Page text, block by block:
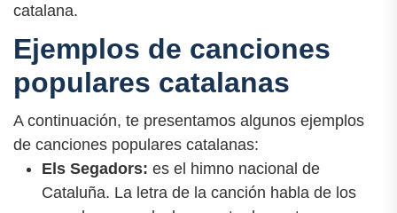
catalana.
Ejemplos de canciones
populares catalanas
A continuación, te presentamos algunos ejemplos
de canciones populares catalanas:
Els Segadors: es el himno nacional de
Cataluña. La letra de la canción habla de los